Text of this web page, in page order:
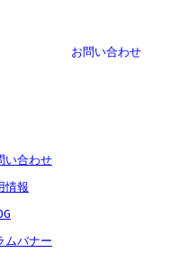
お問い合わせ